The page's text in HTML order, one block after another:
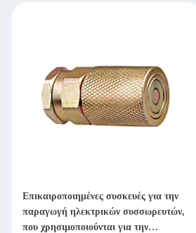
Επικαιροποιημένες συσκευές για την
παραγωγή ηλεκτρικών συσσωρευτών,
που χρησιμοποιούνται για την